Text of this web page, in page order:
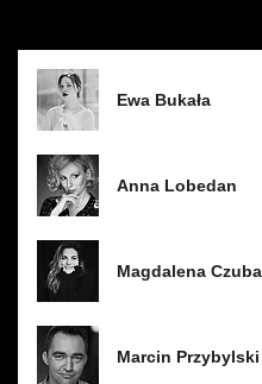
dniu:
Ewa Bukała
Anna Lobedan
Magdalena Czuba
Marcin Przybylski